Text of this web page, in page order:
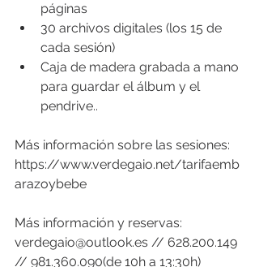
páginas
30 archivos digitales (los 15 de
cada sesión)
Caja de madera grabada a mano
para guardar el álbum y el
pendrive..
Más información sobre las sesiones:
https://www.verdegaio.net/tarifaemb
arazoybebe
Más información y reservas:
verdegaio@outlook.es // 628.200.149
// 981.360.090(de 10h a 13:30h)